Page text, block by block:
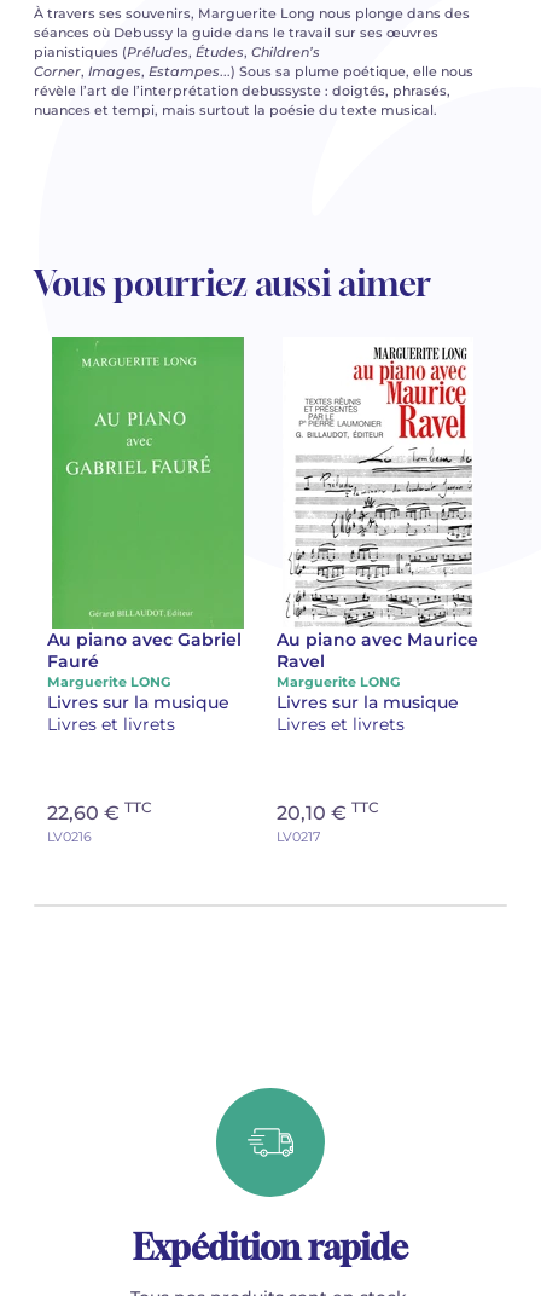
À travers ses souvenirs, Marguerite Long nous plonge dans des
séances où Debussy la guide dans le travail sur ses œuvres
pianistiques (Préludes, Études, Children’s
Corner, Images, Estampes...) Sous sa plume poétique, elle nous
révèle l’art de l’interprétation debussyste : doigtés, phrasés,
nuances et tempi, mais surtout la poésie du texte musical.
Vous pourriez aussi aimer
Au piano avec Gabriel
Fauré
Marguerite LONG
Livres sur la musique
Livres et livrets
22,60 € TTC
LV0216
Au piano avec Maurice
Ravel
Marguerite LONG
Livres sur la musique
Livres et livrets
20,10 € TTC
LV0217
Expédition rapide